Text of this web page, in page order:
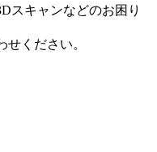
スキャンなどのお困り
ください。